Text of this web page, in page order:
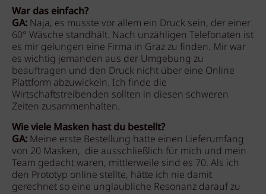
War das einfach?
GA: Naja, es musste vor allem ein Druck sein, der einer
60° Wäsche standhält. Nach unzähligen Telefonaten ist
es mir gelungen eine Firma in Graz zu finden. Mir war
es wichtig jemanden aus der Umgebung zu
beauftragen und den Druck nicht über eine Online
Plattform abzuwickeln. Ich finde die
Wirtschaftstreibenden sollten in diesen schweren
Zeiten zusammenhalten.
Wie viele Masken hast du bestellt?
GA: Meine erste Bestellung hatte einen Lieferumfang
von 20 Masken, die ausschließlich für mich und mein
Team gedacht waren, mittlerweile sind es 70. Als ich
den Prototyp online stellte, hätte ich nie damit
gerechnet so eine unglaubliche Resonanz darauf zu